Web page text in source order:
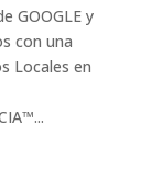
GOOGLE y
con una
Locales en